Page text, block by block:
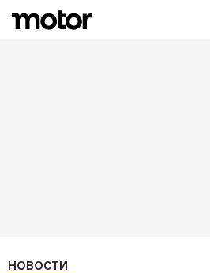
НОВОСТИ